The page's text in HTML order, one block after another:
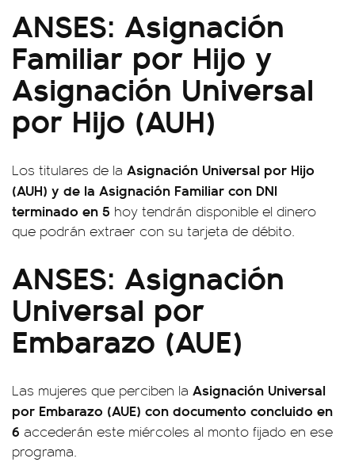
ANSES: Asignación
Familiar por Hijo y
Asignación Universal
por Hijo (AUH)
Los titulares de la Asignación Universal por Hijo
(AUH) y de la Asignación Familiar con DNI
terminado en 5 hoy tendrán disponible el dinero
que podrán extraer con su tarjeta de débito.
ANSES: Asignación
Universal por
Embarazo (AUE)
Las mujeres que perciben la Asignación Universal
por Embarazo (AUE) con documento concluido en
6 accederán este miércoles al monto fijado en ese
programa.